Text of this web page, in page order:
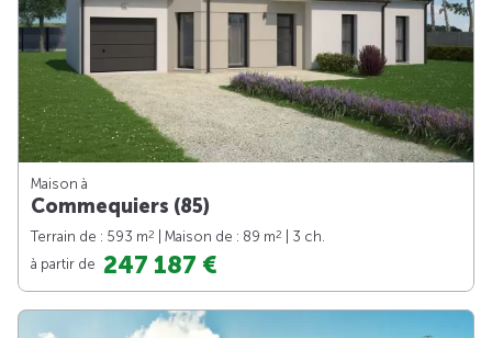
Maison à
Commequiers (85)
Terrain de : 593 m2 | Maison de : 89 m2
| 3 ch.
à partir de 247 187 €